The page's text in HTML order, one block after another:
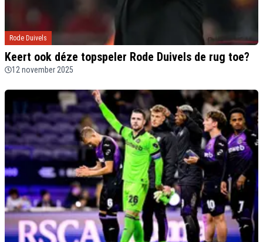
Rode Duivels
Keert ook déze topspeler Rode Duivels de rug toe?
12 november 2025